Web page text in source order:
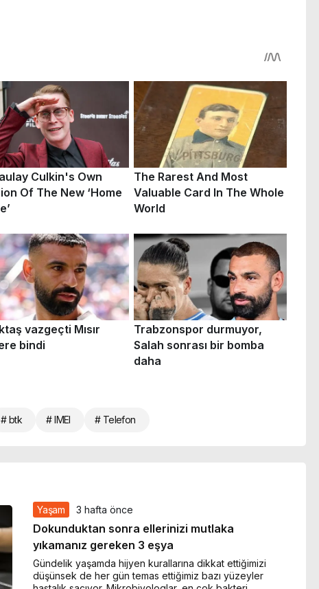
# btk # IMEI # Telefon
Yaşam 3 hafta önce
Dokunduktan sonra ellerinizi mutlaka
yıkamanız gereken 3 eşya
Gündelik yaşamda hijyen kurallarına dikkat ettiğimizi
düşünsek de her gün temas ettiğimiz bazı yüzeyler